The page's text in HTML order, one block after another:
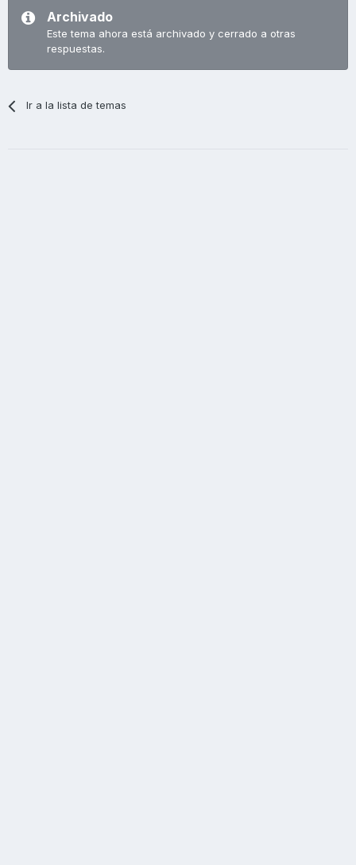
Archivado
Este tema ahora está archivado y cerrado a otras
respuestas.
Ir a la lista de temas